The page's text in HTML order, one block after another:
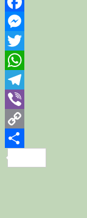
Facebook
Messenger
Twitter
WhatsApp
Telegram
Viber
Copy
Link